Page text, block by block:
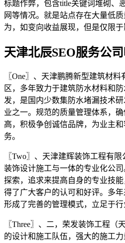
标题作弊，包含title关键词堆砌、
网等情况。就是站点存在大量低
为，如变向收益展现，但是仅限于
天津北辰SEO服务公
〖One〗、天津鹏腾新型建筑材
区，多年致力于建筑防水材料和
发，是国内少数集防水堵漏技术
业之一。规范的质量管理体系，
高，积极争创诚信品牌，为业主
务。
〖Two〗、天津建辉装饰工程有
装饰设计施工与一体的专业化公
探索，追求来提高自身的专业技
得了广大客户的认可和好评。多年
形成了完善的管理模式，立足于行
〖Three〗、二，荣发装饰工程（
的设计和施工队伍，强大的施工力